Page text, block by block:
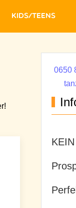
Kids/Teens
0650